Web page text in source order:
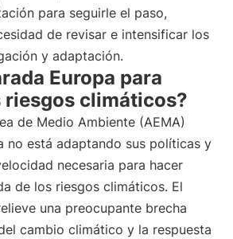
para seguirle el paso,
de revisar e intensificar los
y adaptación.
Europa para
climáticos?
de Medio Ambiente (AEMA)
no está adaptando sus políticas y
necesaria para hacer
de los riesgos climáticos. El
una preocupante brecha
cambio climático y la respuesta